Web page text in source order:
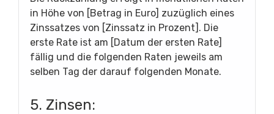
in Höhe von [Betrag in Euro] zuzüglich eines
Zinssatzes von [Zinssatz in Prozent]. Die
erste Rate ist am [Datum der ersten Rate]
fällig und die folgenden Raten jeweils am
selben Tag der darauf folgenden Monate.
5. Zinsen: